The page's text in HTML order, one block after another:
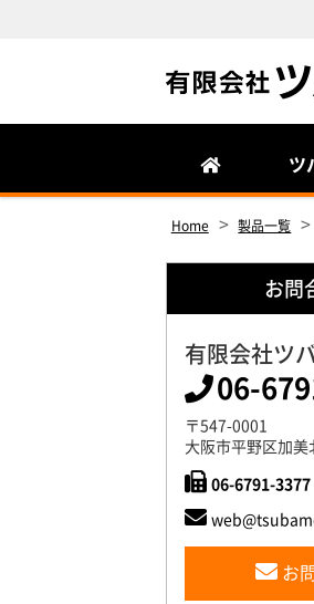
ツ
Home > 製品一覧 >
お問
有限会社ツ
06-
〒547-0001
大阪市平野区加美
06-6791-3377
お